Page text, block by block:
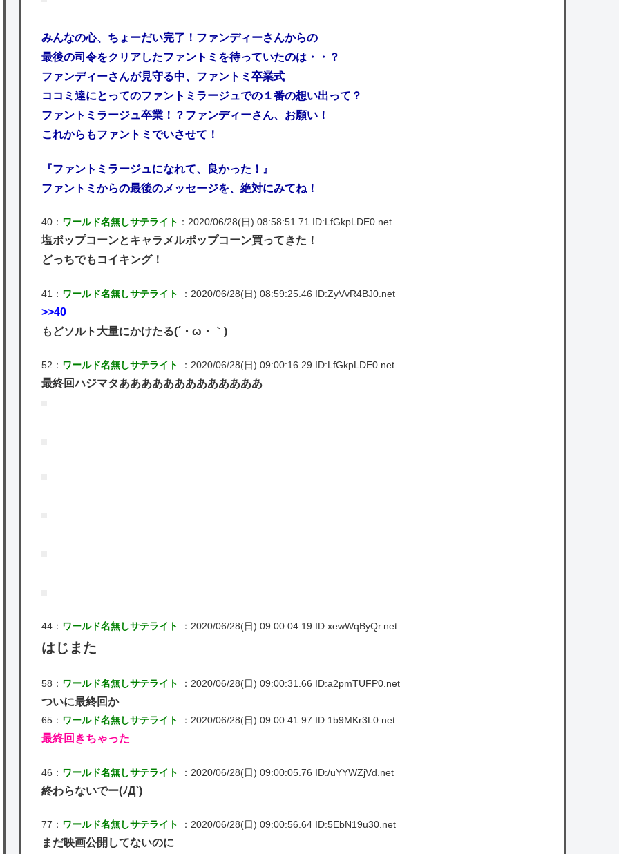
みんなの心、ちょーだい完了！ファンディーさんからの
最後の司令をクリアしたファントミを待っていたのは・・？
ファンディーさんが見守る中、ファントミ卒業式
ココミ達にとってのファントミラージュでの１番の想い出って？
ファントミラージュ卒業！？ファンディーさん、お願い！
これからもファントミでいさせて！
『ファントミラージュになれて、良かった！』
ファントミからの最後のメッセージを、絶対にみてね！
40： ワールド名無しサテライト ：2020/06/28(日) 08:58:51.71 ID:LfGkpLDE0.net
塩ポップコーンとキャラメルポップコーン買ってきた！
どっちでもコイキング！
41： ワールド名無しサテライト ：2020/06/28(日) 08:59:25.46 ID:ZyVvR4BJ0.net
>>40
もどソルト大量にかけたる(´・ω・｀)
52： ワールド名無しサテライト ：2020/06/28(日) 09:00:16.29 ID:LfGkpLDE0.net
最終回ハジマタあああああああああああああ
44： ワールド名無しサテライト ：2020/06/28(日) 09:00:04.19 ID:xewWqByQr.net
はじまた
58： ワールド名無しサテライト ：2020/06/28(日) 09:00:31.66 ID:a2pmTUFP0.net
ついに最終回か
65： ワールド名無しサテライト ：2020/06/28(日) 09:00:41.97 ID:1b9MKr3L0.net
最終回きちゃった
46： ワールド名無しサテライト ：2020/06/28(日) 09:00:05.76 ID:/uYYWZjVd.net
終わらないでー(ﾉД`)
77： ワールド名無しサテライト ：2020/06/28(日) 09:00:56.64 ID:5EbN19u30.net
まだ映画公開してないのに